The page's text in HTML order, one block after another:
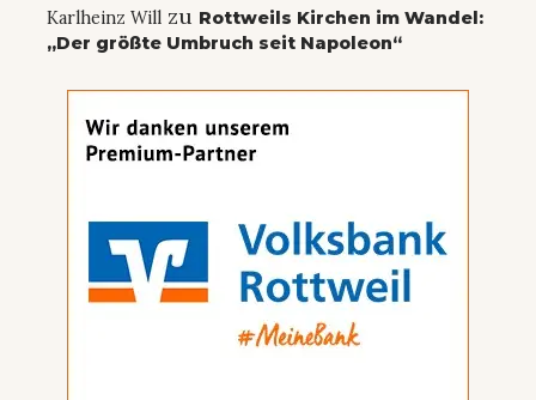
Karlheinz Will zu Rottweils Kirchen im Wandel:
„Der größte Umbruch seit Napoleon“